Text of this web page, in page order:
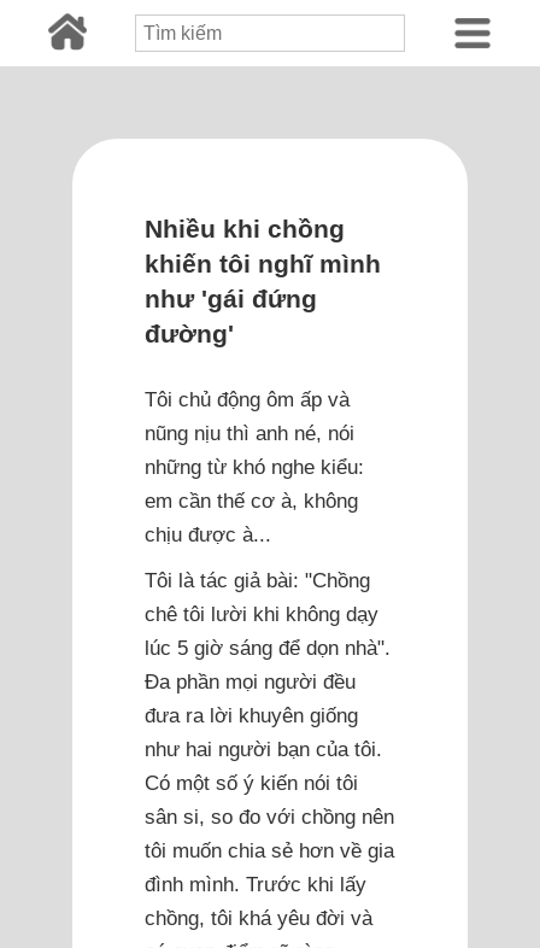
Nhiều khi chồng
khiến tôi nghĩ mình
như 'gái đứng
đường'
Tôi chủ động ôm ấp và
nũng nịu thì anh né, nói
những từ khó nghe kiểu:
em cần thế cơ à, không
chịu được à...
Tôi là tác giả bài: "Chồng
chê tôi lười khi không dạy
lúc 5 giờ sáng để dọn nhà".
Đa phần mọi người đều
đưa ra lời khuyên giống
như hai người bạn của tôi.
Có một số ý kiến nói tôi
sân si, so đo với chồng nên
tôi muốn chia sẻ hơn về gia
đình mình. Trước khi lấy
chồng, tôi khá yêu đời và